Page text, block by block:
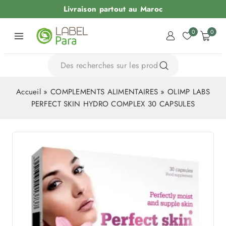
Livraison partout au Maroc
0 0
Accueil » COMPLEMENTS ALIMENTAIRES »OLIMP LABS
PERFECT SKIN HYDRO COMPLEX 30 CAPSULES